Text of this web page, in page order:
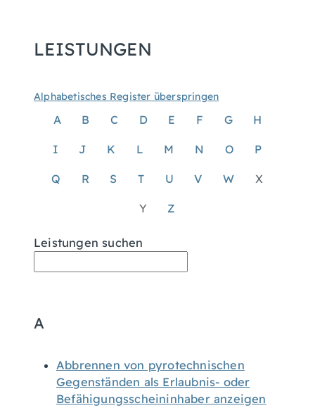
LEISTUNGEN
Alphabetisches Register überspringen
A B C D E F G H
I J K L M N O P
Q R S T U V W X
Y Z
Leistungen suchen
A
Abbrennen von pyrotechnischen
Gegenständen als Erlaubnis- oder
Befähigungsscheininhaber anzeigen